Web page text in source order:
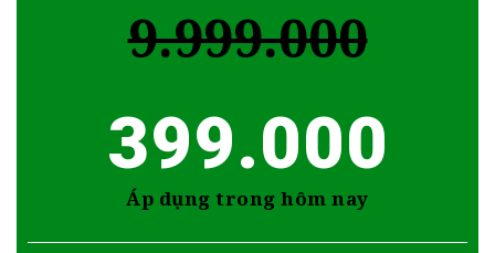
9.999.000
399.000
Áp dụng trong hôm nay